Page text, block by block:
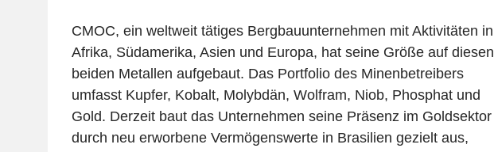
CMOC, ein weltweit tätiges Bergbauunternehmen mit Aktivitäten in
Afrika, Südamerika, Asien und Europa, hat seine Größe auf diesen
beiden Metallen aufgebaut. Das Portfolio des Minenbetreibers
umfasst Kupfer, Kobalt, Molybdän, Wolfram, Niob, Phosphat und
Gold. Derzeit baut das Unternehmen seine Präsenz im Goldsektor
durch neu erworbene Vermögenswerte in Brasilien gezielt aus,